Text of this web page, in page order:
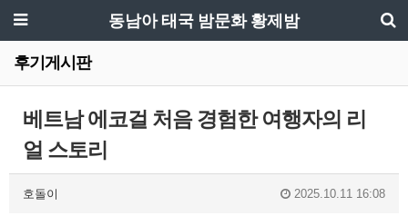
동남아 태국 밤문화 황제밤
후기게시판
베트남 에코걸 처음 경험한 여행자의 리
얼 스토리
호돌이 2025.10.11 16:08